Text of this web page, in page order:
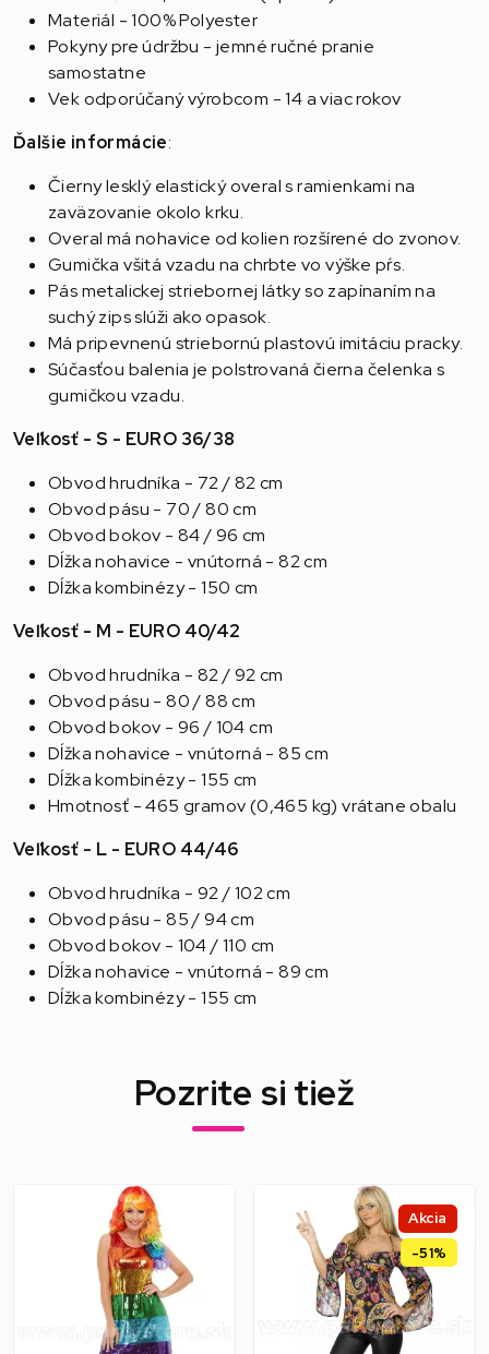
Materiál - 100% Polyester
Pokyny pre údržbu - jemné ručné pranie
samostatne
Vek odporúčaný výrobcom - 14 a viac rokov
Ďalšie informácie:
Čierny lesklý elastický overal s ramienkami na
zaväzovanie okolo krku.
Overal má nohavice od kolien rozšírené do zvonov.
Gumička všitá vzadu na chrbte vo výške pŕs.
Pás metalickej striebornej látky so zapínaním na
suchý zips slúži ako opasok.
Má pripevnenú striebornú plastovú imitáciu pracky.
Súčasťou balenia je polstrovaná čierna čelenka s
gumičkou vzadu.
Veľkosť - S - EURO 36/38
Obvod hrudníka - 72 / 82 cm
Obvod pásu - 70 / 80 cm
Obvod bokov - 84 / 96 cm
Dĺžka nohavice - vnútorná - 82 cm
Dĺžka kombinézy - 150 cm
Veľkosť - M - EURO 40/42
Obvod hrudníka - 82 / 92 cm
Obvod pásu - 80 / 88 cm
Obvod bokov - 96 / 104 cm
Dĺžka nohavice - vnútorná - 85 cm
Dĺžka kombinézy - 155 cm
Hmotnosť - 465 gramov (0,465 kg) vrátane obalu
Veľkosť - L - EURO 44/46
Obvod hrudníka - 92 / 102 cm
Obvod pásu - 85 / 94 cm
Obvod bokov - 104 / 110 cm
Dĺžka nohavice - vnútorná - 89 cm
Dĺžka kombinézy - 155 cm
Pozrite si tiež
Akcia
-51%